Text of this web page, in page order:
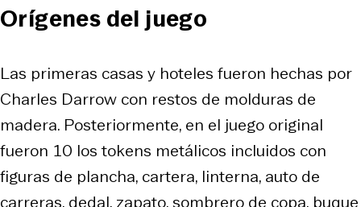
Orígenes del juego
Las primeras casas y hoteles fueron hechas por
Charles Darrow con restos de molduras de
madera. Posteriormente, en el juego original
fueron 10 los tokens metálicos incluidos con
figuras de plancha, cartera, linterna, auto de
carreras, dedal, zapato, sombrero de copa, buque